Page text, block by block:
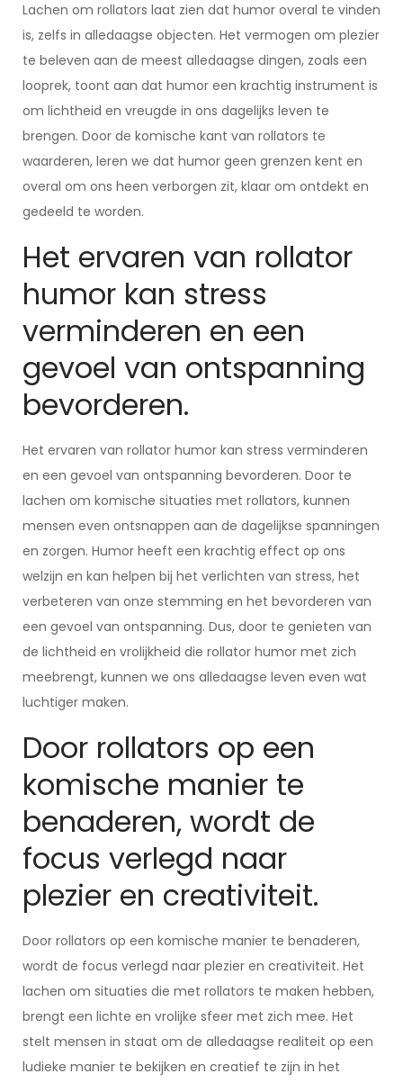
Lachen om rollators laat zien dat humor overal te vinden
is, zelfs in alledaagse objecten. Het vermogen om plezier
te beleven aan de meest alledaagse dingen, zoals een
looprek, toont aan dat humor een krachtig instrument is
om lichtheid en vreugde in ons dagelijks leven te
brengen. Door de komische kant van rollators te
waarderen, leren we dat humor geen grenzen kent en
overal om ons heen verborgen zit, klaar om ontdekt en
gedeeld te worden.
Het ervaren van rollator
humor kan stress
verminderen en een
gevoel van ontspanning
bevorderen.
Het ervaren van rollator humor kan stress verminderen
en een gevoel van ontspanning bevorderen. Door te
lachen om komische situaties met rollators, kunnen
mensen even ontsnappen aan de dagelijkse spanningen
en zorgen. Humor heeft een krachtig effect op ons
welzijn en kan helpen bij het verlichten van stress, het
verbeteren van onze stemming en het bevorderen van
een gevoel van ontspanning. Dus, door te genieten van
de lichtheid en vrolijkheid die rollator humor met zich
meebrengt, kunnen we ons alledaagse leven even wat
luchtiger maken.
Door rollators op een
komische manier te
benaderen, wordt de
focus verlegd naar
plezier en creativiteit.
Door rollators op een komische manier te benaderen,
wordt de focus verlegd naar plezier en creativiteit. Het
lachen om situaties die met rollators te maken hebben,
brengt een lichte en vrolijke sfeer met zich mee. Het
stelt mensen in staat om de alledaagse realiteit op een
ludieke manier te bekijken en creatief te zijn in het